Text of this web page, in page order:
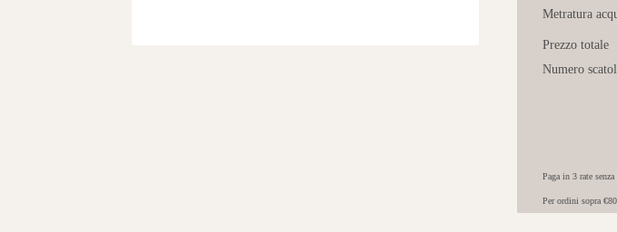
Metratura
Prezzo totale
Numero
Paga in 3 rate
Per ordini sopra